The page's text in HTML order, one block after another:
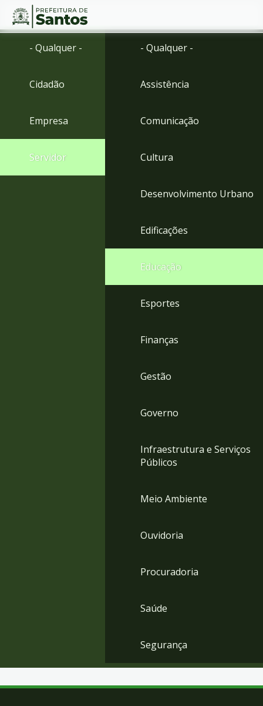
Ir
menu
para
Conteúdo
- Qualquer -
Cidadão
Empresa
Servidor
- Qualquer -
Assistência
Comunicação
Cultura
Desenvolvimento Urbano
Edificações
Educação
Esportes
Finanças
Gestão
Governo
Infraestrutura e Serviços
Públicos
Meio Ambiente
Ouvidoria
Procuradoria
Saúde
Segurança